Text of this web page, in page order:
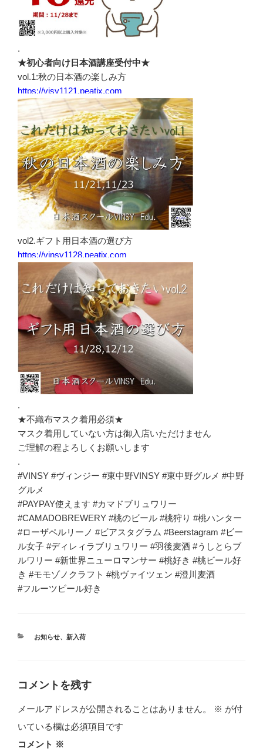
.
★初心者向け日本酒講座受付中★
vol.1:秋の日本酒の楽しみ方
https://visy1121.peatix.com
vol2.ギフト用日本酒の選び方
https://vinsy1128.peatix.com
.
★不織布マスク着用必須★
マスク着用していない方は御入店いただけません
ご理解の程よろしくお願いします
.
#VINSY #ヴィンジー #東中野VINSY #東中野グルメ #中野
グルメ
#PAYPAY使えます #カマドブリュワリー
#CAMADOBREWERY #桃のビール #桃狩り #桃ハンター
#ローザペルリーノ #ビアスタグラム #Beerstagram #ビー
ル女子 #ディレィラブリュワリー #羽後麦酒 #うしとらブ
ルワリー #新世界ニューロマンサー #桃好き #桃ビール好
き #モモゾノクラフト #桃ヴァイツェン #澄川麦酒
#フルーツビール好き
カ
お知らせ、 新入荷
コメントを残す
メールアドレスが公開されることはありません。 ※ が付
いている欄は必須項目です
コメント ※